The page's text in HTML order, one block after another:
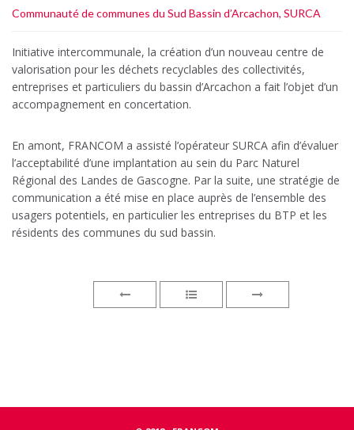
Communauté de communes du Sud Bassin d’Arcachon, SURCA
Initiative intercommunale, la création d’un nouveau centre de
valorisation pour les déchets recyclables des collectivités,
entreprises et particuliers du bassin d’Arcachon a fait l’objet d’un
accompagnement en concertation.
En amont, FRANCOM a assisté l’opérateur SURCA afin d’évaluer
l’acceptabilité d’une implantation au sein du Parc Naturel
Régional des Landes de Gascogne. Par la suite, une stratégie de
communication a été mise en place auprès de l’ensemble des
usagers potentiels, en particulier les entreprises du BTP et les
résidents des communes du sud bassin.